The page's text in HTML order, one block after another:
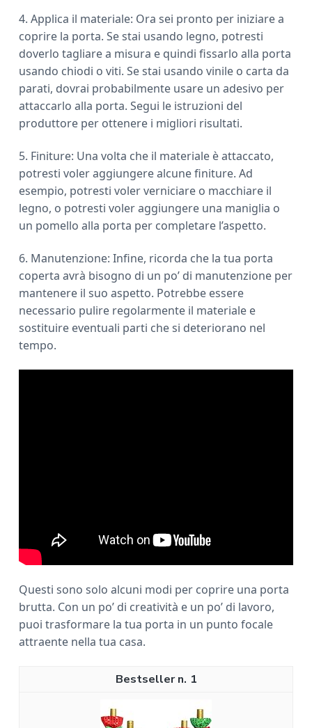
4. Applica il materiale: Ora sei pronto per iniziare a
coprire la porta. Se stai usando legno, potresti
doverlo tagliare a misura e quindi fissarlo alla porta
usando chiodi o viti. Se stai usando vinile o carta da
parati, dovrai probabilmente usare un adesivo per
attaccarlo alla porta. Segui le istruzioni del
produttore per ottenere i migliori risultati.
5. Finiture: Una volta che il materiale è attaccato,
potresti voler aggiungere alcune finiture. Ad
esempio, potresti voler verniciare o macchiare il
legno, o potresti voler aggiungere una maniglia o
un pomello alla porta per completare l’aspetto.
6. Manutenzione: Infine, ricorda che la tua porta
coperta avrà bisogno di un po’ di manutenzione per
mantenere il suo aspetto. Potrebbe essere
necessario pulire regolarmente il materiale e
sostituire eventuali parti che si deteriorano nel
tempo.
Questi sono solo alcuni modi per coprire una porta
brutta. Con un po’ di creatività e un po’ di lavoro,
puoi trasformare la tua porta in un punto focale
attraente nella tua casa.
1